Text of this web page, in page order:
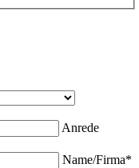
Anrede
Name/Firma*